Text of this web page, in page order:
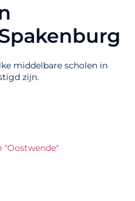
middelbare scholen in
zijn.
"Oostwende"